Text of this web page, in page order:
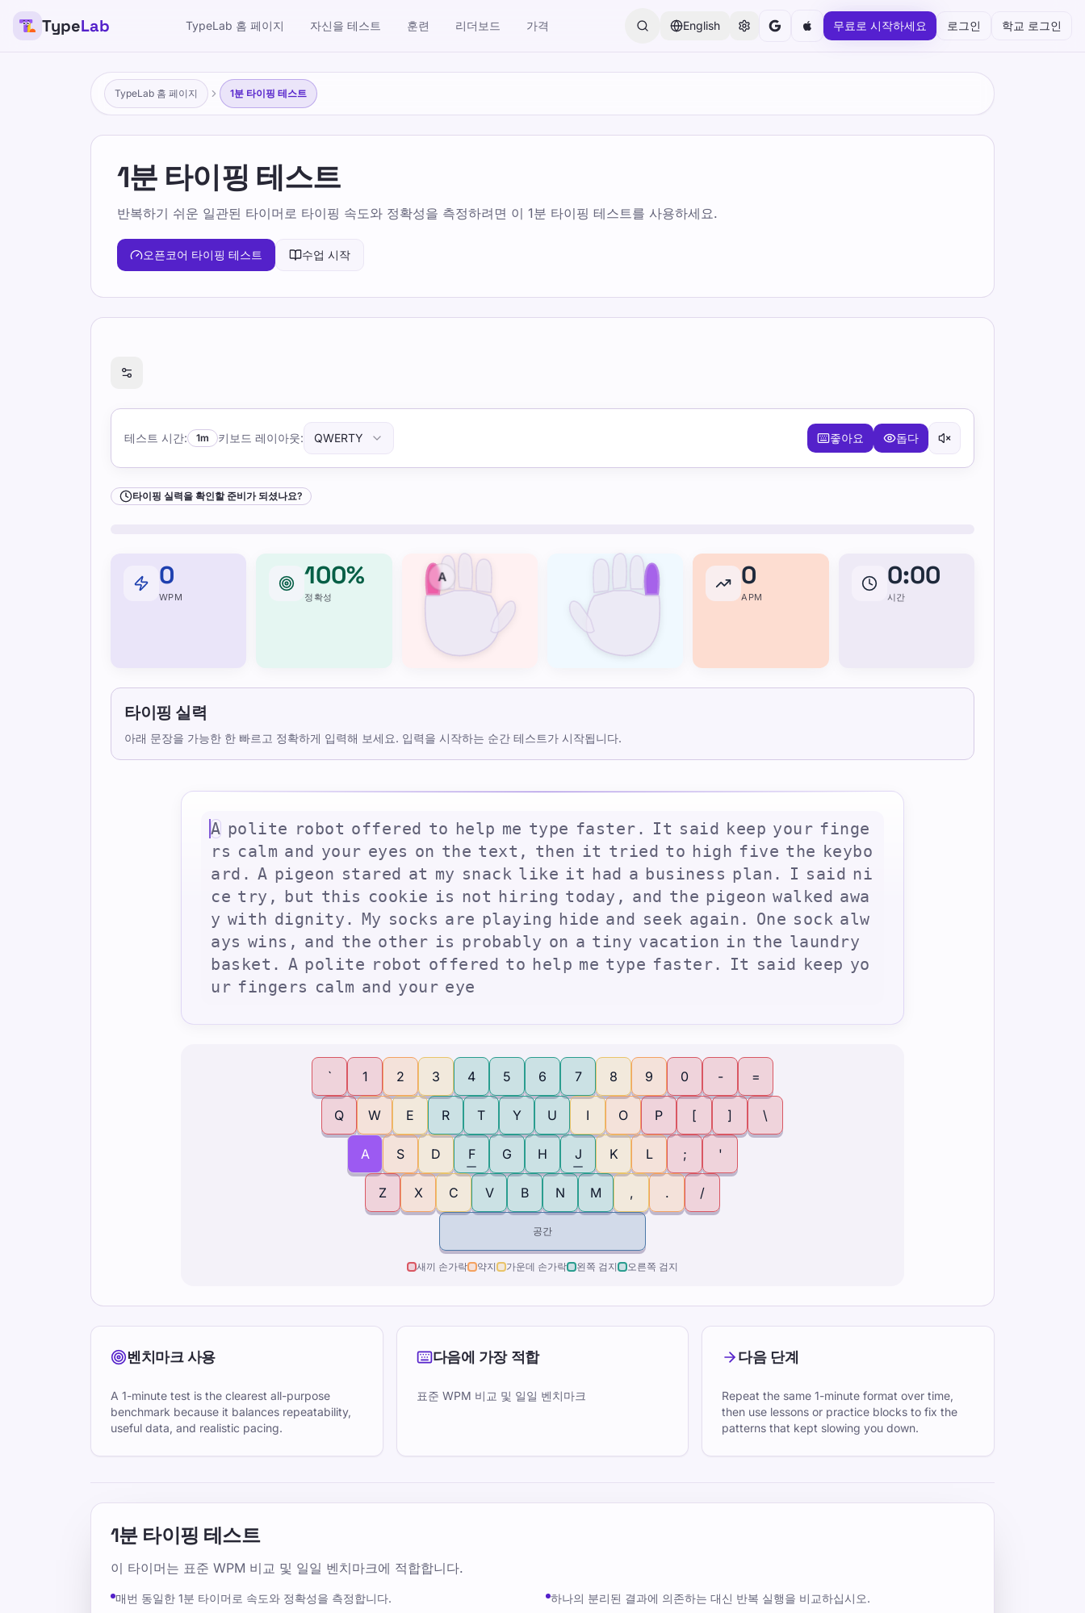
TypeLab TypeLab 홈 페이지 자신을 테스트 훈련 리더보드 가격 English 무료로 시작하세요 로그인 학교 로그인
TypeLab 홈 페이지 1분 타이핑 테스트
1분 타이핑 테스트
반복하기 쉬운 일관된 타이머로 타이핑 속도와 정확성을 측정하려면 이 1분 타이핑 테스트를 사용하세요.
오픈코어 타이핑 테스트 수업 시작
타이핑 실력을 확인할 준비가 되셨나요?
테스트 시간: 1m 키보드 레이아웃: QWERTY 좋아요 돕다
타이핑 실력을 확인할 준비가 되셨나요?
0
WPM
100%
정확성
A 0
APM
0:00
시간
타이핑 실력
아래 문장을 가능한 한 빠르고 정확하게 입력해 보세요. 입력을 시작하는 순간 테스트가 시작됩니다.
A polite robot offered to help me type faster . It said keep you r finge
rs calm and your eyes on the text , then it t ried to high five t he keybo
a rd . A pigeon stared at my snack like it had a busines s plan . I said ni
ce t ry , but this cookie is not hiring today , and the pigeon wal ked awa
y with dignity . My socks a re playing hide and seek again . One sock alw
ays wins , and the other is probably on a tiny vacation in t he laundry
bas ket . A polite robot offe red to hel p me type faste r. It said keep yo
u r finge rs calm and you r eye
` 1 2 3 4 5 6 7 8 9 0 - =
Q W E R T Y U I O P [ ] \
A S D F G H J K L ; '
Z X C V B N M , . /
공간
새끼 손가락 약지 가운데 손가락 왼쪽 검지 오른쪽 검지
벤치마크 사용
A 1-minute test is the clearest all-purpose
benchmark because it balances repeatability,
useful data, and realistic pacing.
다음에 가장 적합
표준 WPM 비교 및 ​​일일 벤치마크
다음 단계
Repeat the same 1-minute format over time,
then use lessons or practice blocks to fix the
patterns that kept slowing you down.
1분 타이핑 테스트
이 타이머는 표준 WPM 비교 및 ​​일일 벤치마크에 적합합니다.
매번 동일한 1분 타이머로 속도와 정확성을 측정합니다.
하나의 분리된 결과에 의존하는 대신 반복 실행을 비교하십시오.